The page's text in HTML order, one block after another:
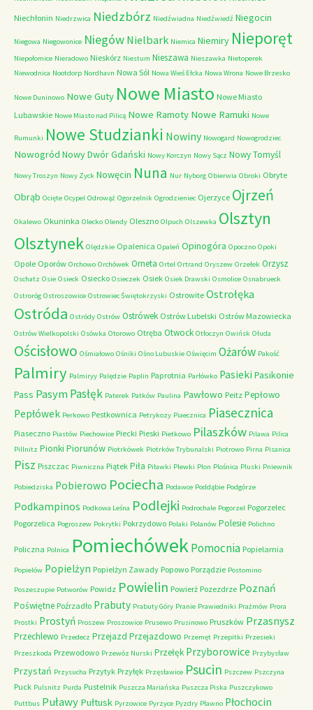
Niechłonin Niedrzwica Niedzbórz Niedźwiadna Niedźwiedź Niegocin
Niegowa Niegowonice Niegów Nielbark Niemica Niemiry Nieporęt
Niepołomice Nieradowo Nieskórz Niestum Nieszawa Nieszawka Nietoperek
Niewodnica Nootdorp Nordhavn Nowa Sól Nowa Wieś Ełcka Nowa Wrona Nowe Brzesko
Nowe Duninowo Nowe Guty Nowe Miasto Nowe Miasto
Lubawskie Nowe Miasto nad Pilicą Nowe Ramoty Nowe Ramuki Nowe
Rumunki Nowe Studzianki Nowiny Nowogard Nowogrodziec
Nowogród Nowy Dwór Gdański Nowy Korczyn Nowy Sącz Nowy Tomyśl
Nowy Troszyn Nowy Zyck Nowęcin Nuna Nur Nyborg Obierwia Obroki Obryte
Obrąb Ocięte Ocypel Odrowąż Ogorzelnik Ogrodzieniec Ojerzyce Ojrzeń
Okalewo Okuninka Olecko Olendy Oleszno Olpuch Olszewka Olsztyn
Olsztynek Olędzkie Opalenica Opaleń Opinogóra Opoczno Opoki
Opole Oporów Orchowo Orchówek Orneta Ortel Ortrand Oryszew Orzełek Orzysz
Oschatz Osie Osieck Osiecko Osieczek Osiek Osiek Drawski Osmolice Osnabrueck
Ostroróg Ostroszowice Ostrowiec Świętokrzyski Ostrowite Ostrołęka
Ostróda Ostródy Ostrów Ostrówek Ostrów Lubelski Ostrów Mazowiecka
Ostrów Wielkopolski Osówka Otorowo Otręba Otwock Otłoczyn Owińsk Ołuda
Ościsłowo Ośmiałowo Ośniki Ośno Lubuskie Oświęcim Ożarów Pakość
Palmiry Palmiryy Palędzie Paplin Paprotnia Parłówko Pasieki Pasikonie
Pass PasymPasłęk Paterek Patków Paulina Pawłowo Peitz Pepłowo
Pepłówek Perkowo Pestkownica Petrykozy Piaecznica Piasecznica
Piaseczno Piastów Piechowice Piecki Pieski Pietkowo Pilaszków Pilawa Pilica
Pillnitz Pionki Piorunów Piotrkówek Piotrków Trybunalski Piotrowo Pirna Pisanica
Pisz Piszczac Piwniczna Piątek Piła Piławki Plewki Plon Plośnica Pluski Pniewnik
Pobiedziska Pobierowo Pociecha Podawce Poddąbie Podgórze
Podkampinos Podkowa Leśna Podlejki Podrochale Pogorzel Pogorzelec
Pogorzelica Pogroszew Pokrytki Pokrzydowo Polaki Polanów Polesie Polichno
Policzna Polnica PomiechówekPomocnia Popielarnia
Popielów Popielżyn Popielżyn Zawady Popowo Porządzie Postomino
Poszeszupie Potworów Powidz Powielin Powierż Pozezdrze Poznań
Poświętne Poźrzadło Prabuty Prabuty Góry Pranie Prawiedniki Prażmów Prora
Prostki Prostyń Proszew Proszowice Prusewo Prusinowo Pruszków Przasnysz
Przechlewo Przedecz Przejazd Przejazdowo Przemęt Przepitki Przesieki
Przeszkoda Przewodowo Przewóz Nurski Przełęk Przyborowice Przybysław
Przystań Przysucha Przytyk Przyłęk Przęsławice Psucin Pszczew Pszczyna
Puck Pulsnitz Purda Pustelnik Puszcza Mariańska Puszcza Piska Puszczykowo
Puttbus Puławy Pułtusk Pyrzowice Pyrzyce Pyzdry Pławno Płochocin